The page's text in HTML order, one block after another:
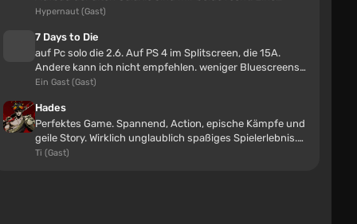
einstellt
Motocross-Motorrad v1.0 (0.34.x)
gvghfugbdujh
man muss einfach nur lernen zu fahren, ich bin
selbst schon von ihm gefallen
Verbindung beider wäre fü...
Hypernaut (Gast)
7 Days to Die
auf Pc solo die 2.6. Auf PS 4 im Splitscreen, die 15A.
Andere kann ich nicht empfehlen. weniger Bluescreens
als Day-z und mehr Mög...
Ein Gast (Gast)
Hades
Perfektes Game. Spannend, Action, epische Kämpfe und
geile Story. Wirklich unglaublich spaßiges Spielerlebnis.
Man kann das Game b...
Ti (Gast)